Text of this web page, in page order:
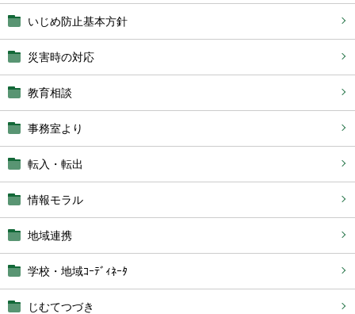
いじめ防止基本方針
災害時の対応
教育相談
事務室より
転入・転出
情報モラル
地域連携
学校・地域ｺｰﾃﾞｨﾈｰﾀ
じむてつづき